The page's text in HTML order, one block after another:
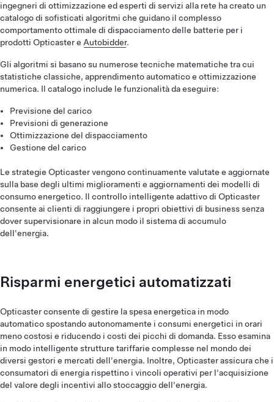
ingegneri di ottimizzazione ed esperti di servizi alla rete ha creato un
catalogo di sofisticati algoritmi che guidano il complesso
comportamento ottimale di dispacciamento delle batterie per i
prodotti Opticaster e Autobidder.
Gli algoritmi si basano su numerose tecniche matematiche tra cui
statistiche classiche, apprendimento automatico e ottimizzazione
numerica. Il catalogo include le funzionalità da eseguire:
Previsione del carico
Previsioni di generazione
Ottimizzazione del dispacciamento
Gestione del carico
Le strategie Opticaster vengono continuamente valutate e aggiornate
sulla base degli ultimi miglioramenti e aggiornamenti dei modelli di
consumo energetico. Il controllo intelligente adattivo di Opticaster
consente ai clienti di raggiungere i propri obiettivi di business senza
dover supervisionare in alcun modo il sistema di accumulo
dell'energia.
Risparmi energetici automatizzati
Opticaster consente di gestire la spesa energetica in modo
automatico spostando autonomamente i consumi energetici in orari
meno costosi e riducendo i costi dei picchi di domanda. Esso esamina
in modo intelligente strutture tariffarie complesse nel mondo dei
diversi gestori e mercati dell'energia. Inoltre, Opticaster assicura che i
consumatori di energia rispettino i vincoli operativi per l'acquisizione
del valore degli incentivi allo stoccaggio dell'energia.